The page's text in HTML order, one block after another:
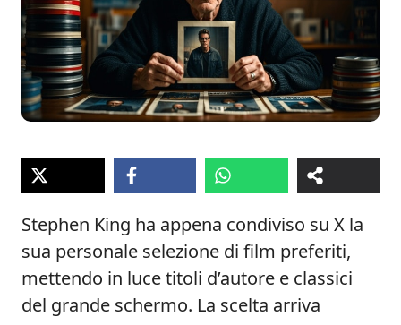
Stephen King ha appena condiviso su X la
sua personale selezione di film preferiti,
mettendo in luce titoli d’autore e classici
del grande schermo. La scelta arriva